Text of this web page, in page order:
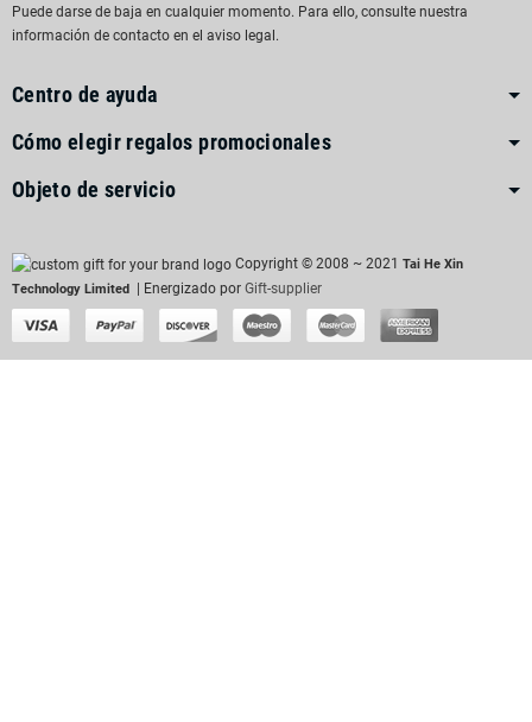
Puede darse de baja en cualquier momento. Para ello, consulte nuestra
información de contacto en el aviso legal.
Centro de ayuda
Cómo elegir regalos promocionales
Objeto de servicio
Copyright © 2008 ~ 2021 Tai He Xin
Technology Limited | Energizado por Gift-supplier